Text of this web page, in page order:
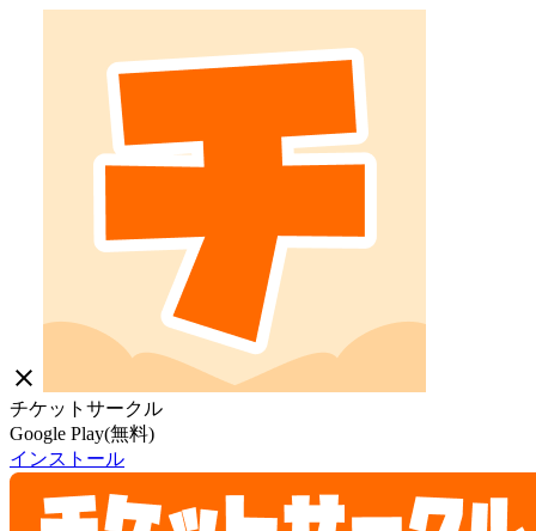
close
チケットサークル
Google Play(無料)
インストール